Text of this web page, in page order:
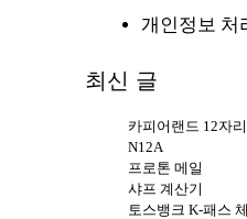
개인정보 처
최신 글
카피어랜드 12자
N12A
프로톤 메일
샤프 계산기
토스뱅크 K-패스